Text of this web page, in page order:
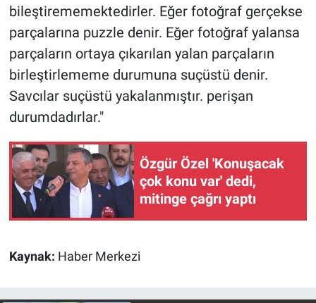
bileştirememektedirler. Eğer fotoğraf gerçekse
parçalarına puzzle denir. Eğer fotoğraf yalansa
parçaların ortaya çıkarılan yalan parçaların
birleştirlememe durumuna suçüstü denir.
Savcılar suçüstü yakalanmıştır. perişan
durumdadırlar."
Özgür Özel 'Konuşacak
çok konu var' dedi,
mitinge çağrı yaptı
Kaynak: Haber Merkezi